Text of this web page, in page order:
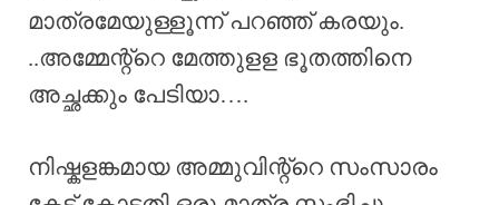
മാത്രമേയുള്ളൂന്ന് പറഞ്ഞ് കരയും.
..അമ്മേന്റ്റെ മേത്തുളള ഭൂതത്തിനെ
അച്ഛക്കും പേടിയാ….
നിഷ്കളങ്കമായ അമ്മുവിന്റ്റെ സംസാരം